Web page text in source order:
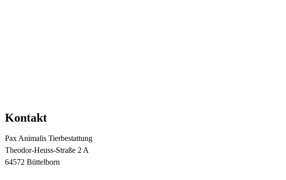
Kontakt
Pax Animalis Tierbestattung
Theodor-Heuss-Straße 2 A
64572 Büttelborn